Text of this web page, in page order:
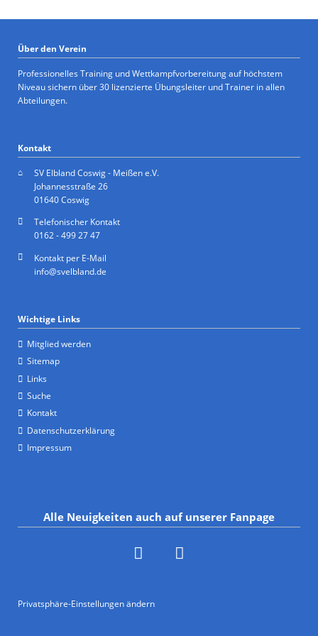
Über den Verein
Professionelles Training und Wettkampfvorbereitung auf höchstem
Niveau sichern über 30 lizenzierte Übungsleiter und Trainer in allen
Abteilungen.
Kontakt
SV Elbland Coswig - Meißen e.V.
Johannesstraße 26
01640 Coswig
Telefonischer Kontakt
0162 - 499 27 47
Kontakt per E-Mail
info@svelbland.de
Wichtige Links
Mitglied werden
Sitemap
Links
Suche
Kontakt
Datenschutzerklärung
Impressum
Alle Neuigkeiten auch auf unserer Fanpage
Privatsphäre-Einstellungen ändern